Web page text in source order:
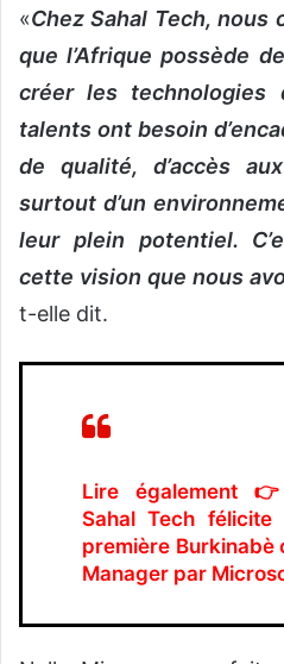
«Chez Sahal Tech,
que l’Afrique possède
créer les technologies
talents ont besoin
de qualité, d’accès
surtout d’un
leur plein potentiel.
cette vision que nous
t-elle dit.
Lire également
Sahal Tech félicite
première Burkinabè
Manager par